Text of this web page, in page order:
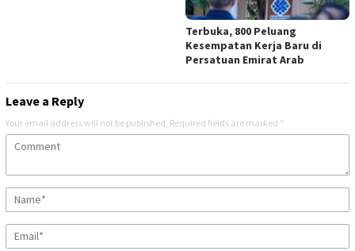
Terbuka, 800 Peluang
Kesempatan Kerja Baru di
Persatuan Emirat Arab
Leave a Reply
Your email address will not be published. Required fields are marked *